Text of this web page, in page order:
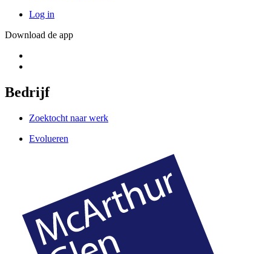
Log in
Download de app
Bedrijf
Zoektocht naar werk
Evolueren